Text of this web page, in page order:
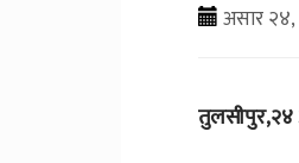
असार
तुलसीपुर,२४